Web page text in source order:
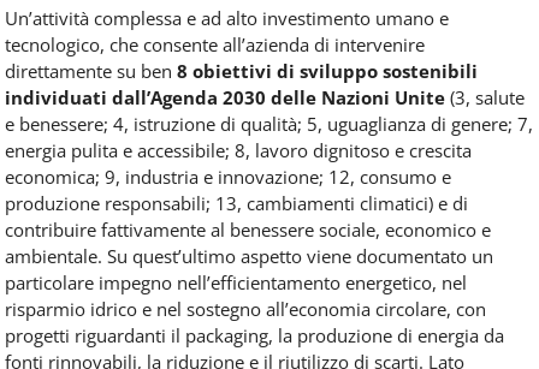
Un’attività complessa e ad alto investimento umano e
tecnologico, che consente all’azienda di intervenire
direttamente su ben 8 obiettivi di sviluppo sostenibili
individuati dall’Agenda 2030 delle Nazioni Unite (3, salute
e benessere; 4, istruzione di qualità; 5, uguaglianza di genere; 7,
energia pulita e accessibile; 8, lavoro dignitoso e crescita
economica; 9, industria e innovazione; 12, consumo e
produzione responsabili; 13, cambiamenti climatici) e di
contribuire fattivamente al benessere sociale, economico e
ambientale. Su quest’ultimo aspetto viene documentato un
particolare impegno nell’efficientamento energetico, nel
risparmio idrico e nel sostegno all’economia circolare, con
progetti riguardanti il packaging, la produzione di energia da
fonti rinnovabili, la riduzione e il riutilizzo di scarti. Lato